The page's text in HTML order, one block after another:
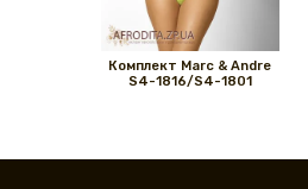
Комплект Marс & Andre
S4-1816/S4-1801